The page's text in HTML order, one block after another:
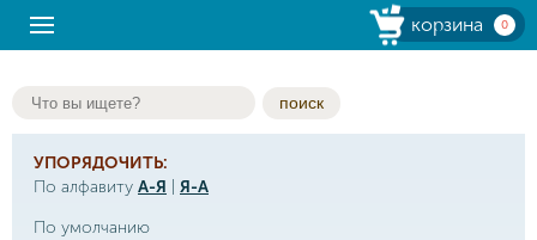
корзина 0
поиск
УПОРЯДОЧИТЬ:
По алфавиту А-Я
Я-А
По умолчанию